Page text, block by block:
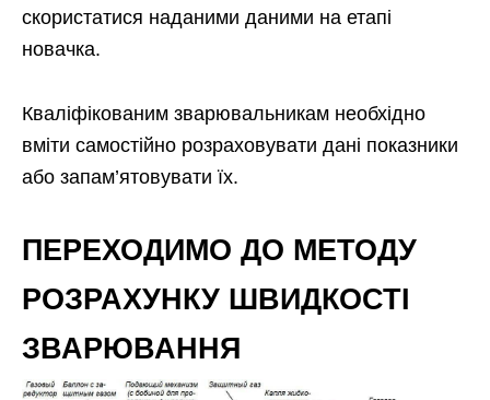
скористатися наданими даними на етапі
новачка.
Кваліфікованим зварювальникам необхідно
вміти самостійно розраховувати дані показники
або запам’ятовувати їх.
ПЕРЕХОДИМО ДО МЕТОДУ
РОЗРАХУНКУ ШВИДКОСТІ
ЗВАРЮВАННЯ